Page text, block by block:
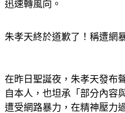
迅速轉風向。
朱孝天終於道歉了！稱遭網
在昨日聖誕夜，朱孝天發布
自本人，也坦承「部分內容
遭受網路暴力，在精神壓力